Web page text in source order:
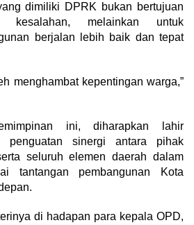
dimiliki DPRK bukan bertujuan
kesalahan, melainkan untuk
berjalan lebih baik dan tepat
menghambat kepentingan warga,”
ini, diharapkan lahir
penguatan sinergi antara pihak
seluruh elemen daerah dalam
tantangan pembangunan Kota
di hadapan para kepala OPD,